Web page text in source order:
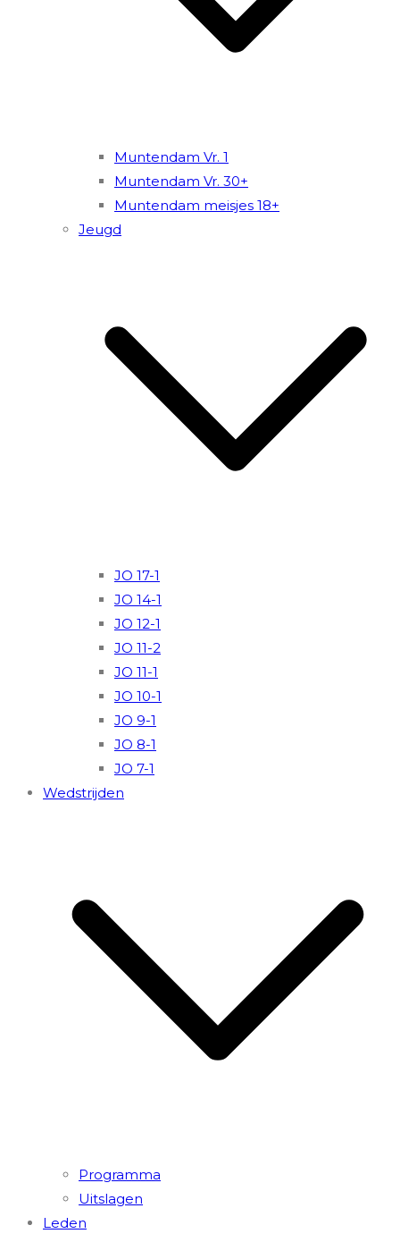
Muntendam Vr. 1
Muntendam Vr. 30+
Muntendam meisjes 18+
Jeugd
JO 17-1
JO 14-1
JO 12-1
JO 11-2
JO 11-1
JO 10-1
JO 9-1
JO 8-1
JO 7-1
Wedstrijden
Programma
Uitslagen
Leden